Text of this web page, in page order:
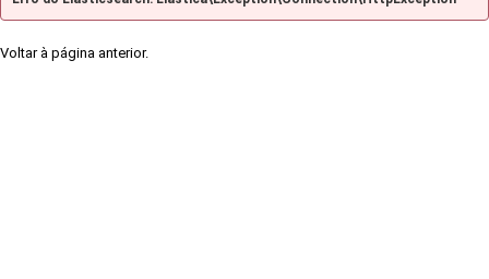
Voltar à página anterior.